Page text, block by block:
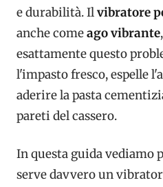
e durabilità. Ilvibratore
anche comeago vibrante
esattamente questo
l'impasto fresco, espelle
aderire la pasta
pareti del cassero.
In questa guida vediamo
serve davvero un